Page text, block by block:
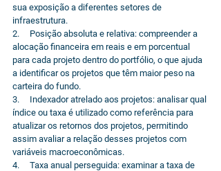
sua exposição a diferentes setores de
infraestrutura.
2.     Posição absoluta e relativa: compreender a
alocação financeira em reais e em porcentual
para cada projeto dentro do portfólio, o que ajuda
a identificar os projetos que têm maior peso na
carteira do fundo.
3.     Indexador atrelado aos projetos: analisar qual
índice ou taxa é utilizado como referência para
atualizar os retornos dos projetos, permitindo
assim avaliar a relação desses projetos com
variáveis macroeconômicas.
4.     Taxa anual perseguida: examinar a taxa de